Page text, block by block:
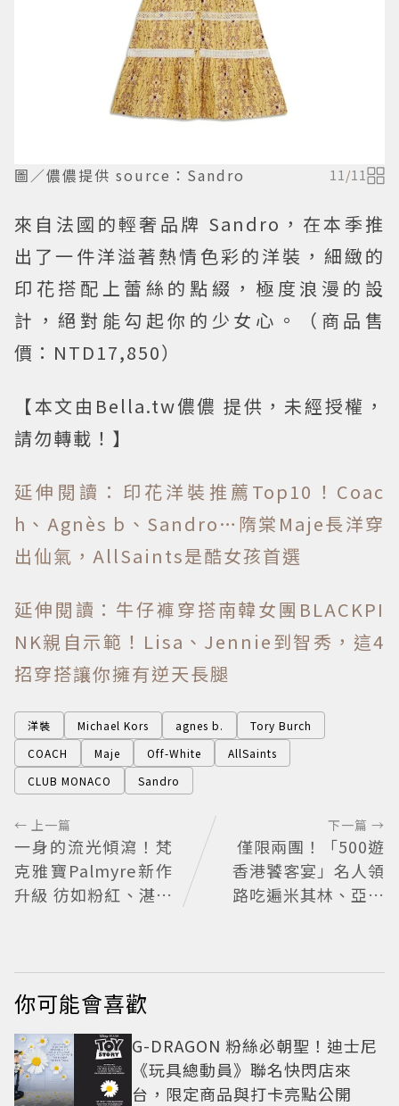
圖／儂儂提供 source：Sandro 11/11
來自法國的輕奢品牌 Sandro，在本季推
出了一件洋溢著熱情色彩的洋裝，細緻的
印花搭配上蕾絲的點綴，極度浪漫的設
計，絕對能勾起你的少女心。（商品售
價：NTD17,850）
【本文由Bella.tw儂儂 提供，未經授權，
請勿轉載！】
延伸閱讀：印花洋裝推薦Top10！Coac
h、Agnès b、Sandro…隋棠Maje長洋穿
出仙氣，AllSaints是酷女孩首選
延伸閱讀：牛仔褲穿搭南韓女團BLACKPI
NK親自示範！Lisa、Jennie到智秀，這4
招穿搭讓你擁有逆天長腿
洋裝 Michael Kors agnes b.
Tory Burch
COACH
Maje Off-White
AllSaints
CLUB MONACO
Sandro
← 上一篇
一身的流光傾瀉！梵
克雅寶Palmyre新作
升級 彷如粉紅、湛藍
下一篇 →
僅限兩團！「500遊
香港饕客宴」名人領
路吃遍米其林、亞洲
你可能會喜歡
G-DRAGON 粉絲必朝聖！迪士尼
《玩具總動員》聯名快閃店來
台，限定商品與打卡亮點公開